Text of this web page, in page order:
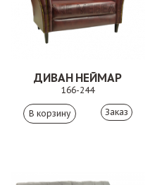
ДИВАН НЕЙМАР
166-244
Заказ